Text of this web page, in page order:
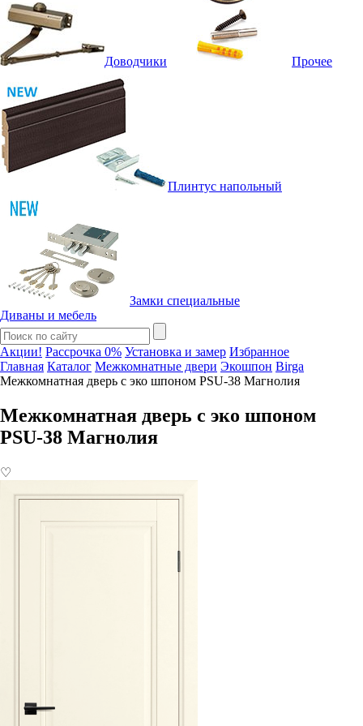
Доводчики Прочее
Плинтус напольный
Замки специальные
Диваны и мебель
Акции! Рассрочка 0% Установка и замер Избранное
Главная Каталог Межкомнатные двери Экошпон Birga
Межкомнатная дверь с эко шпоном PSU-38 Магнолия
Межкомнатная дверь с эко шпоном
PSU-38 Магнолия
♡